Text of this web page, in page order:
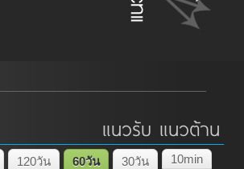
แนวรับ แนวต้าน
10min
30วัน
60วัน
120วัน